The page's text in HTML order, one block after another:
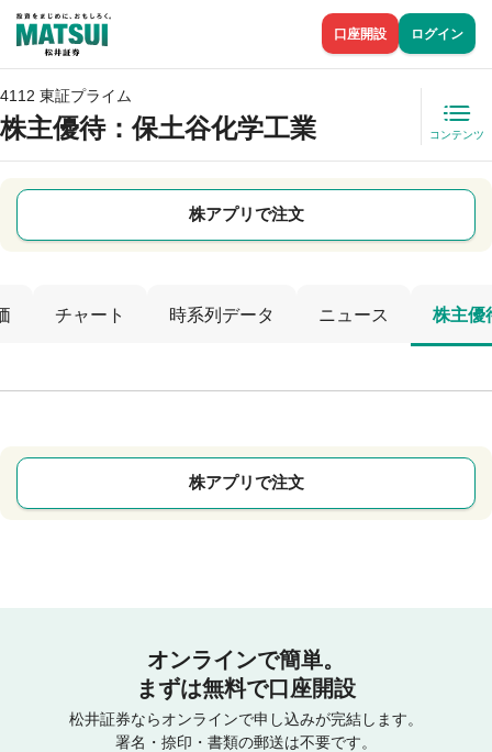
口座開設 ログイン
4112 東証プライム
株主優待：保土谷化学工業 コンテンツ
株アプリで注文
チャート 時系列データ ニュース 株主優
株アプリで注文
オンラインで簡単。
まずは無料で口座開設
松井証券ならオンラインで申し込みが完結します。
署名・捺印・書類の郵送は不要です。